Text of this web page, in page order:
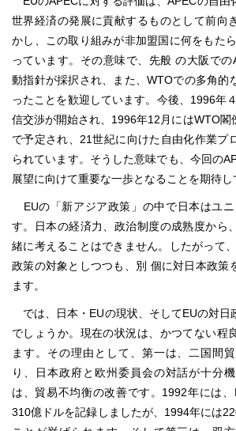
世界経済の発展に貢献するものとして前向
かし、この取り組みが非加盟国に何をもた
っています。その意味で、先般 の大阪で
動指針が採択され、また、WTOでの多角的
ったことを歓迎しています。今後、1996年
信交渉が開始され、1996年12月にはWTO閣
で予定され、21世紀に向けた自由化作業プ
られています。そうした意味でも、今回の
展望に向けて重要な一歩となることを期待し
EUの「新アジア政策」の中で日本はユ
す。日本の経済力、政治制度の成熟度から
緒に考えることはできません。したがって
政策の対象としつつも、別 個に対日本政策
ます。
では、日本・EUの現状、そしてEUの対日
でしょうか。現在の状況は、かつてない程
ます。その理由として、第一は、二国間
り、日本政府と欧州委員会の対話が十分
は、貿易不均衡の改善です。1992年には
310億ドルを記録しましたが、1994年には